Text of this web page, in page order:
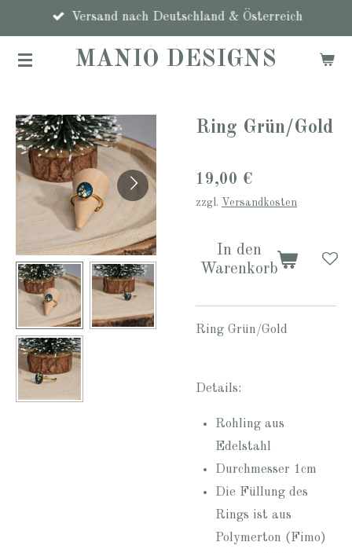
Hauptinhalt
springen
MANIO DESIGNS
Versand nach Deutschland & Österreich
Ring Grün/Gold
19,00 €
zzgl. Versandkosten
In den
Warenkorb
Ring Grün/Gold
Details:
Rohling aus
Edelstahl
Durchmesser 1cm
Die Füllung des
Rings ist aus
Polymerton (Fimo)